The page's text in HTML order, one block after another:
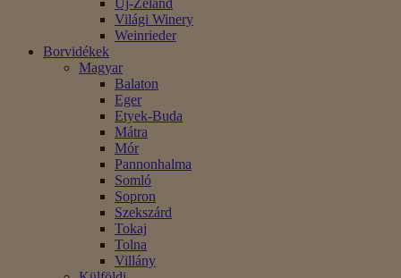
Világi Winery
Weinrieder
Borvidékek
Magyar
Balaton
Eger
Etyek-Buda
Mátra
Mór
Pannonhalma
Somló
Sopron
Szekszárd
Tokaj
Tolna
Villány